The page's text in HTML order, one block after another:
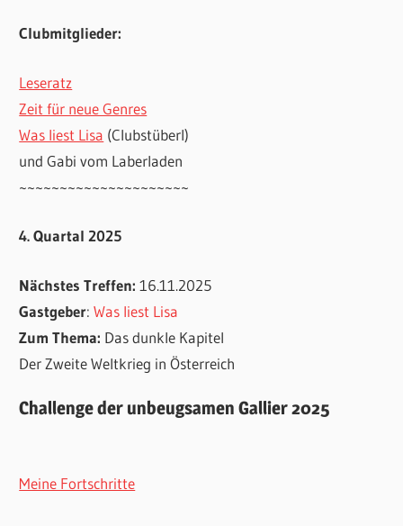
Clubmitglieder:
Leseratz
Zeit für neue Genres
Was liest Lisa (Clubstüberl)
und Gabi vom Laberladen
~~~~~~~~~~~~~~~~~~~~~
4. Quartal 2025
Nächstes Treffen:16.11.2025
Gastgeber:Was liest Lisa
Zum Thema: Das dunkle Kapitel
Der Zweite Weltkrieg in Österreich
Challenge der unbeugsamen Gallier 2025
Meine Fortschritte